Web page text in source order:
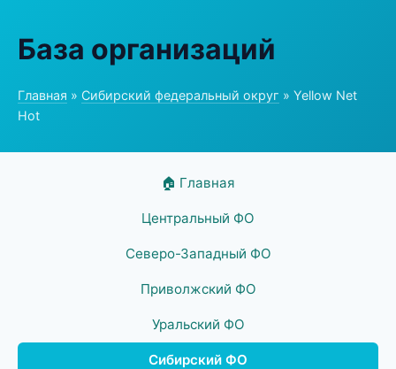
База организаций
Главная » Сибирский федеральный округ » Yellow Net
Hot
🏠 Главная
Центральный ФО
Северо-Западный ФО
Приволжский ФО
Уральский ФО
Сибирский ФО